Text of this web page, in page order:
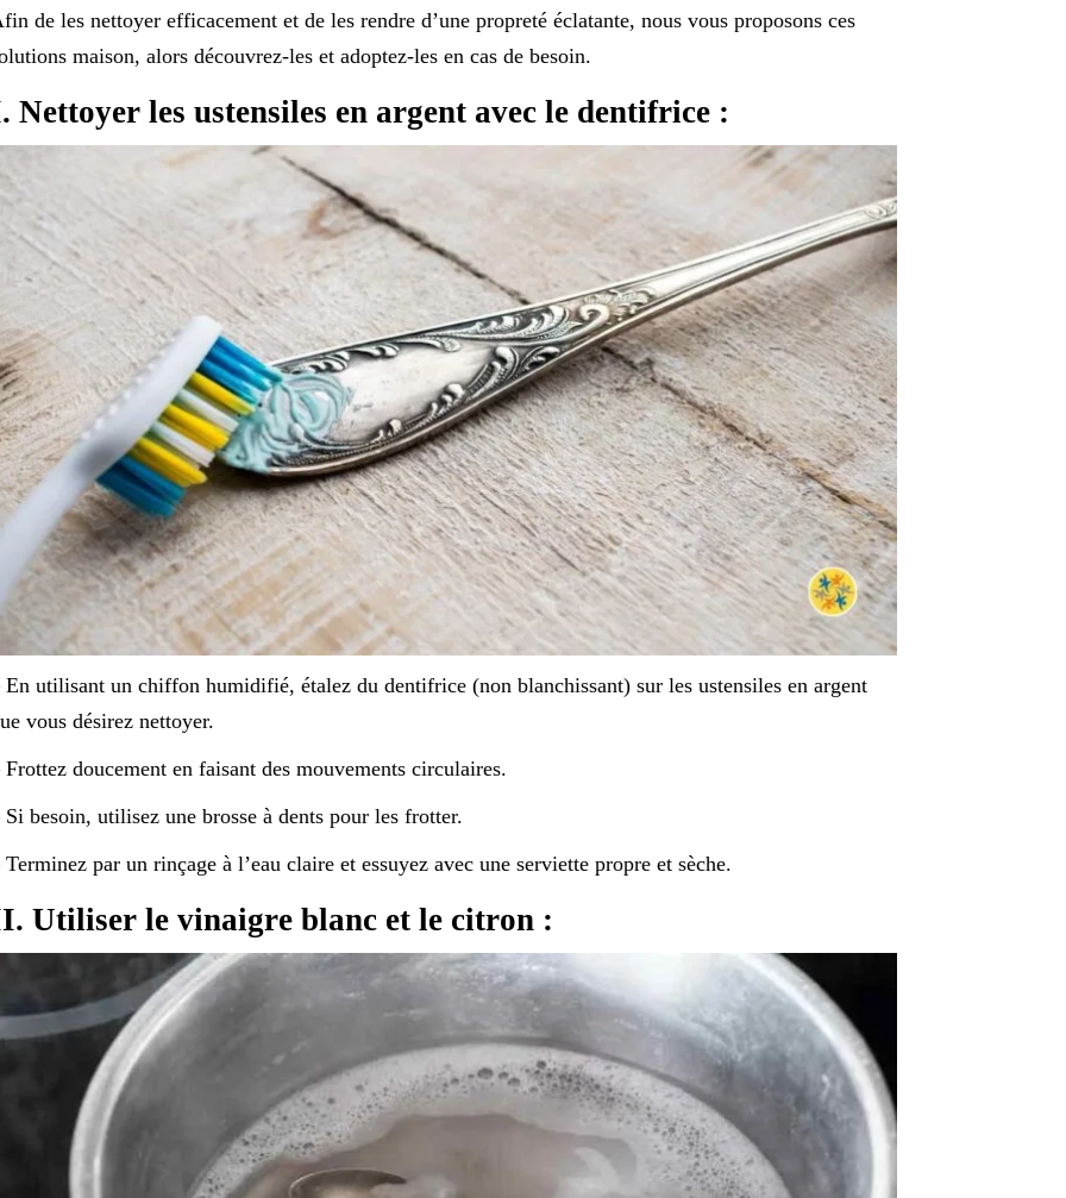
de les nettoyer efficacement et de les rendre d’une propreté éclatante, nous vous proposons ces
maison, alors découvrez-les et adoptez-les en cas de besoin.
Nettoyer les ustensiles en argent avec le dentifrice :
En utilisant un chiffon humidifié, étalez du dentifrice (non blanchissant) sur les ustensiles en argent
vous désirez nettoyer.
Frottez doucement en faisant des mouvements circulaires.
Si besoin, utilisez une brosse à dents pour les frotter.
Terminez par un rinçage à l’eau claire et essuyez avec une serviette propre et sèche.
Utiliser le vinaigre blanc et le citron :